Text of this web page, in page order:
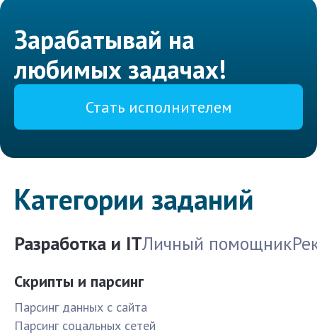
Зарабатывай на
любимых задачах!
Стать исполнителем
Категории заданий
Разработка и ITЛичный помощник
Скрипты и парсинг
Парсинг данных с сайта
Парсинг соцальных сетей